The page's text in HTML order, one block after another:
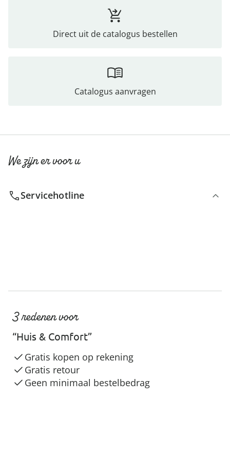
Direct uit de catalogus bestellen
Catalogus aanvragen
We zijn er voor u
Servicehotline
3 redenen voor
“Huis & Comfort”
Gratis kopen op rekening
Gratis retour
Geen minimaal bestelbedrag